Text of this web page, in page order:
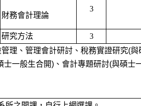
財務會計理論
3
研究方法 3
理、管理會計研討、稅務實證研究(
一般生合開)、會計專題研討(與碩